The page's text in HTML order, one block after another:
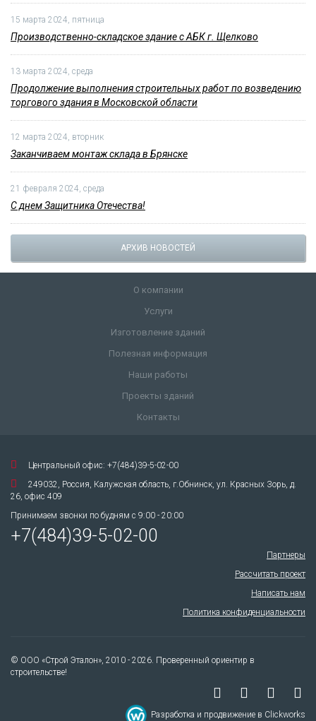
15 марта 2024, пятница
Производственно-складское здание с АБК г. Щелково
13 марта 2024, среда
Продолжение выполнения строительных работ по возведению
торгового здания в Московской области
12 марта 2024, вторник
Заканчиваем монтаж склада в Брянске
21 февраля 2024, среда
С днем Защитника Отечества!
АРХИВ НОВОСТЕЙ
О компании
Услуги
Изготовление зданий
Полезная информация
Наши работы
Проекты зданий
Контакты
Центральный офис: +7(484)39-5-02-00
249032, Россия, Калужская область, г.Обнинск, ул. Красных Зорь, д.
26, офис 409
Принимаем звонки по будням с 9:00 - 20:00
+7(484)39-5-02-00
Партнеры
Рассчитать проект
Написать нам
Политика конфиденциальности
© ООО «Строй Эталон», 2010 - 2026. Проверенный ориентир в
строительстве!
Разработка и продвижение в Clickworks